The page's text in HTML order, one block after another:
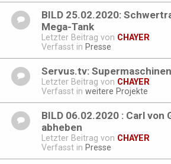
BILD 25.02.2020:
Mega-Tank
Letzter Beitrag von CHAYER
Verfasst in Presse
Servus.tv:
Letzter Beitrag von CHAYER
Verfasst in weitere Projekte
BILD 06.02.2020 : Carl von
abheben
Letzter Beitrag von CHAYER
Verfasst in Presse